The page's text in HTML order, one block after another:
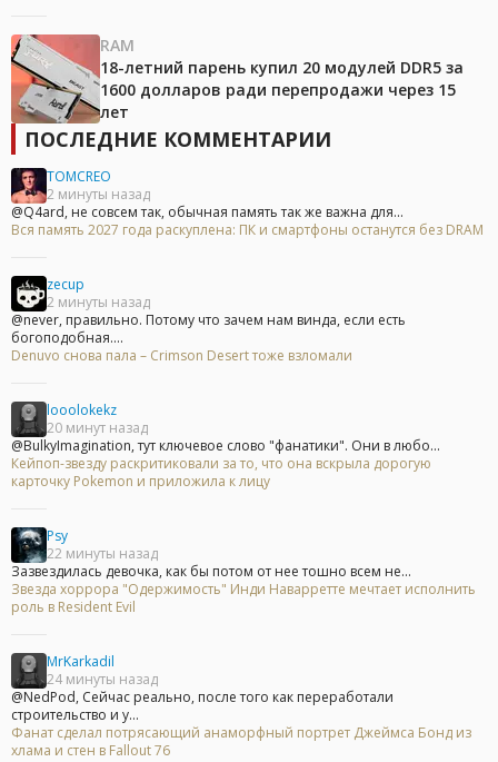
RAM
18-летний парень купил 20 модулей DDR5 за
1600 долларов ради перепродажи через 15
лет
ПОСЛЕДНИЕ КОММЕНТАРИИ
TOMCREO
2 минуты назад
@Q4ard, не совсем так, обычная память так же важна для...
Вся память 2027 года раскуплена: ПК и смартфоны останутся без DRAM
zecup
2 минуты назад
@never, правильно. Потому что зачем нам винда, если есть
богоподобная....
Denuvo снова пала – Crimson Desert тоже взломали
looolokekz
20 минут назад
@BulkyImagination, тут ключевое слово "фанатики". Они в любо...
Кейпоп-звезду раскритиковали за то, что она вскрыла дорогую
карточку Pokemon и приложила к лицу
Psy
22 минуты назад
Зазвездилась девочка, как бы потом от нее тошно всем не...
Звезда хоррора "Одержимость" Инди Наварретте мечтает исполнить
роль в Resident Evil
MrKarkadil
24 минуты назад
@NedPod, Сейчас реально, после того как переработали
строительство и у...
Фанат сделал потрясающий анаморфный портрет Джеймса Бонд из
хлама и стен в Fallout 76